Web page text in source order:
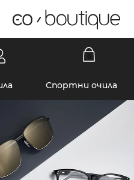
Спортни очила